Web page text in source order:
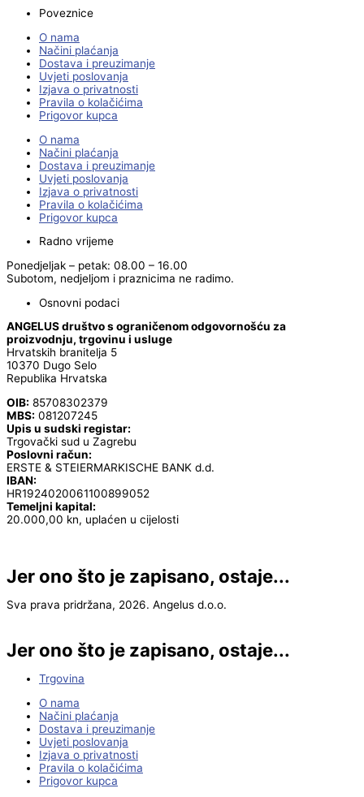
Poveznice
O nama
Načini plaćanja
Dostava i preuzimanje
Uvjeti poslovanja
Izjava o privatnosti
Pravila o kolačićima
Prigovor kupca
O nama
Načini plaćanja
Dostava i preuzimanje
Uvjeti poslovanja
Izjava o privatnosti
Pravila o kolačićima
Prigovor kupca
Radno vrijeme
Ponedjeljak – petak: 08.00 – 16.00
Subotom, nedjeljom i praznicima ne radimo.
Osnovni podaci
ANGELUS društvo s ograničenom odgovornošću za
proizvodnju, trgovinu i usluge
Hrvatskih branitelja 5
10370 Dugo Selo
Republika Hrvatska
OIB: 85708302379
MBS: 081207245
Upis u sudski registar:
Trgovački sud u Zagrebu
Poslovni račun:
ERSTE & STEIERMARKISCHE BANK d.d.
IBAN:
HR1924020061100899052
Temeljni kapital:
20.000,00 kn, uplaćen u cijelosti
Jer ono što je zapisano, ostaje...
Sva prava pridržana, 2026. Angelus d.o.o.
Jer ono što je zapisano, ostaje...
Trgovina
O nama
Načini plaćanja
Dostava i preuzimanje
Uvjeti poslovanja
Izjava o privatnosti
Pravila o kolačićima
Prigovor kupca